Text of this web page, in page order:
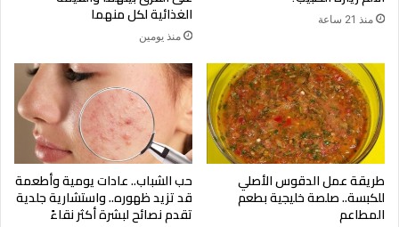
منذ 21 ساعة الغذائية لكل منهما
منذ يومين
طريقة عمل الدقوس الأصلي
للكبسة.. صلصة خليجية بطعم
المطاعم
حب الشباب.. عادات يومية وأطعمة
قد تزيد ظهوره.. واستشارية جلدية
تقدم نصائح لبشرة أكثر نقاءً